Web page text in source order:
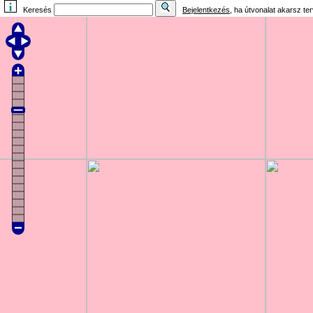
Keresés Bejelentkezés , ha útvonalat akarsz